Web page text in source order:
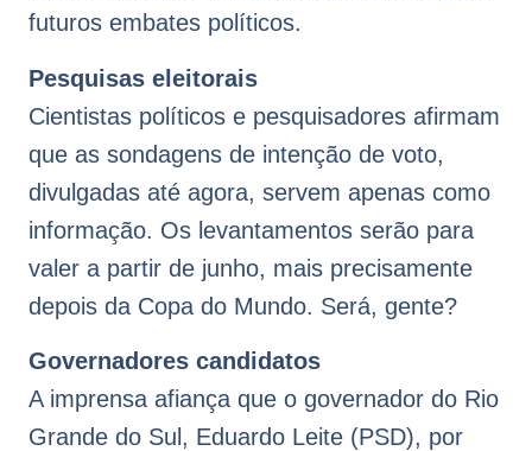
futuros embates políticos.
Pesquisas eleitorais
Cientistas políticos e pesquisadores afirmam
que as sondagens de intenção de voto,
divulgadas até agora, servem apenas como
informação. Os levantamentos serão para
valer a partir de junho, mais precisamente
depois da Copa do Mundo. Será, gente?
Governadores candidatos
A imprensa afiança que o governador do Rio
Grande do Sul, Eduardo Leite (PSD), por